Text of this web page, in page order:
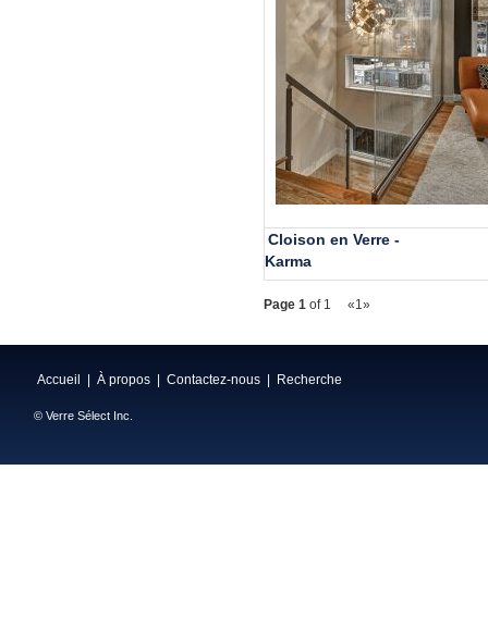
Cloison en Verre -
Karma
Page 1 of 1 «1»
Accueil À propos Contactez-nous Recherche
© Verre Sélect Inc.